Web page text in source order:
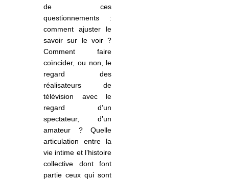
de ces
questionnements :
comment ajuster le
savoir sur le voir ?
Comment faire
coïncider, ou non, le
regard des
réalisateurs de
télévision avec le
regard d’un
spectateur, d’un
amateur ? Quelle
articulation entre la
vie intime et l’histoire
collective dont font
partie ceux qui sont